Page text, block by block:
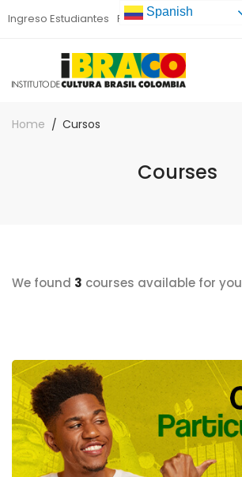
Ingreso Estudiantes Preinscripción
Home Cursos
Courses
We found 3 courses available for you
Spanish